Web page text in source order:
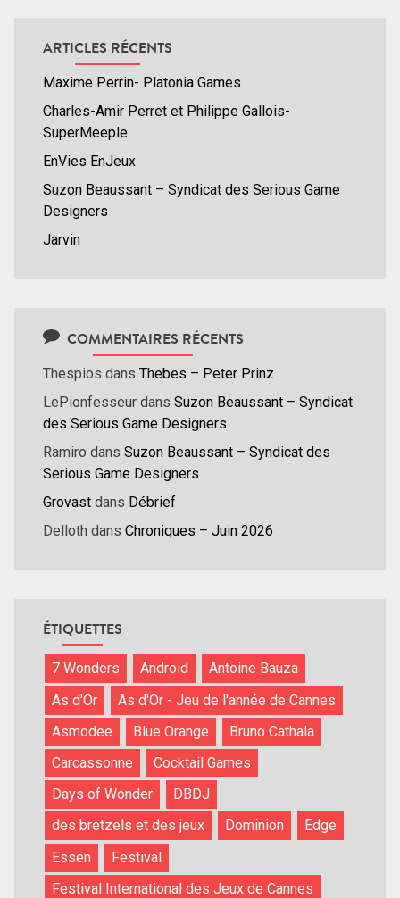
ARTICLES RÉCENTS
Maxime Perrin- Platonia Games
Charles-Amir Perret et Philippe Gallois-
SuperMeeple
EnVies EnJeux
Suzon Beaussant – Syndicat des Serious Game
Designers
Jarvin
COMMENTAIRES RÉCENTS
Thespios dans Thebes – Peter Prinz
LePionfesseur dans Suzon Beaussant – Syndicat
des Serious Game Designers
Ramiro dans Suzon Beaussant – Syndicat des
Serious Game Designers
Grovast dans Débrief
Delloth dans Chroniques – Juin 2026
ÉTIQUETTES
7 Wonders Android
Antoine Bauza
As d'Or
As d'Or - Jeu de l'année de Cannes
Asmodee
Blue Orange
Bruno Cathala
Carcassonne
Cocktail Games
Days of Wonder
DBDJ
des bretzels et des jeux
Dominion
Edge
Essen
Festival
Festival International des Jeux de Cannes